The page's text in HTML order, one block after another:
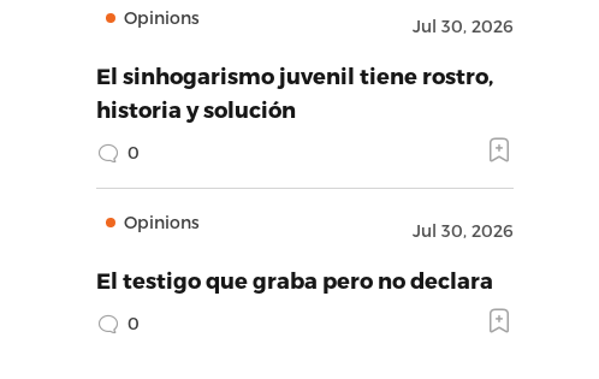
Opinions Jul 30, 2026
El sinhogarismo juvenil tiene rostro,
historia y solución
0
Opinions Jul 30, 2026
El testigo que graba pero no declara
0